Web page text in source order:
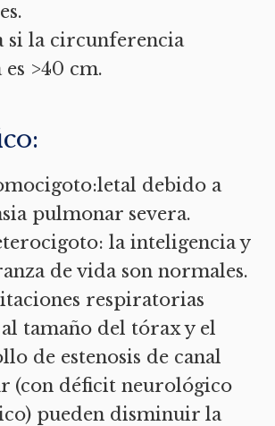
si la circunferencia
>40 cm.
debido a
pulmonar severa.
la inteligencia y
de vida son normales.
respiratorias
tamaño del tórax y el
de estenosis de canal
(con déficit neurológico
pueden disminuir la